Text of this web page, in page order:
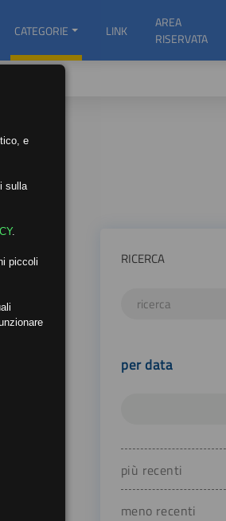
CATEGORIE LINK
AREA
RISERVATA
RICERCA
per data
più recenti
meno recenti
e
sulla
.
piccoli